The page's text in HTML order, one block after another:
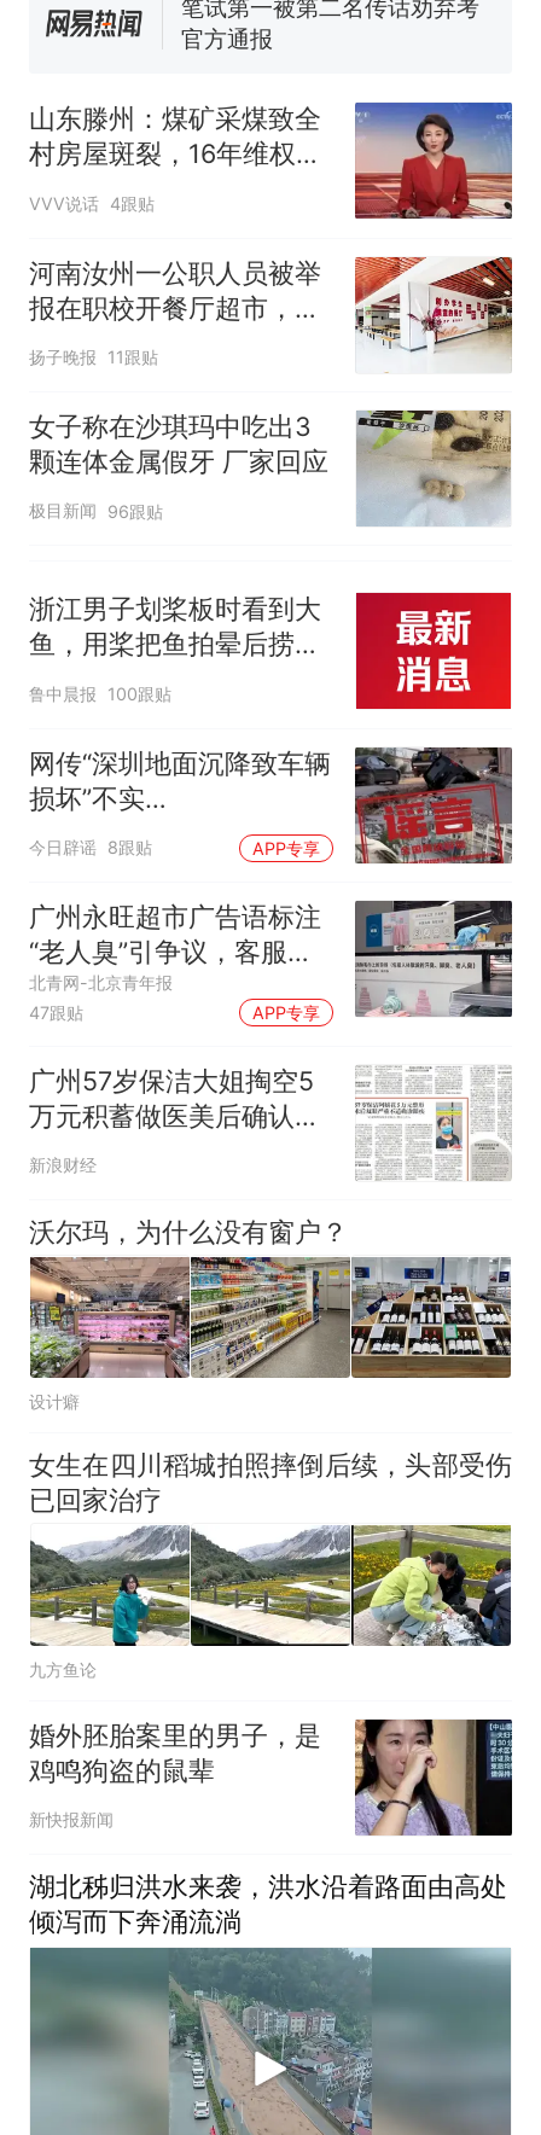
热 制裁瓜子饺子，美国怕什
么？
山东滕州：煤矿采煤致全
村房屋斑裂，16年维权承
诺成空，数百村民何时才
VVV说话 4跟贴
河南汝州一公职人员被举
报在职校开餐厅超市，本
人回应称“是给别人帮
镇政府工作，当地纪委已
介入
扬子晚报 11跟贴
女子称在沙琪玛中吃出3
颗连体金属假牙 厂家回应
极目新闻 96跟贴
浙江男子划桨板时看到大
鱼，用桨把鱼拍晕后捞
起；当事人：鱼重7斤6
味道很好
鲁中晨报 100跟贴
网传“深圳地面沉降致车辆
损坏”不实
（2026·08·06）
今日辟谣 8跟贴 APP专享
广州永旺超市广告语标注
“老人臭”引争议，客服回
应
北青网-北京青年报
47跟贴
APP专享
广州57岁保洁大姐掏空5
万元积蓄做医美后确认眼
疾
新浪财经
沃尔玛，为什么没有窗户？
设计癖
女生在四川稻城拍照摔倒后续，头部受伤
已回家治疗
九方鱼论
婚外胚胎案里的男子，是
鸡鸣狗盗的鼠辈
新快报新闻
湖北秭归洪水来袭，洪水沿着路面由高处
倾泻而下奔涌流淌